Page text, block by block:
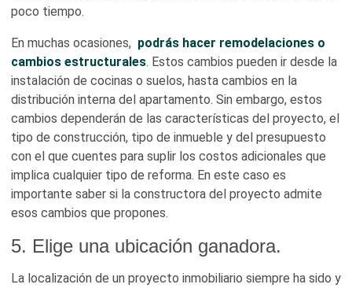
poco tiempo.
En muchas ocasiones, podrás hacer remodelaciones o
cambios estructurales. Estos cambios pueden ir desde la
instalación de cocinas o suelos, hasta cambios en la
distribución interna del apartamento. Sin embargo, estos
cambios dependerán de las características del proyecto, el
tipo de construcción, tipo de inmueble y del presupuesto
con el que cuentes para suplir los costos adicionales que
implica cualquier tipo de reforma. En este caso es
importante saber si la constructora del proyecto admite
esos cambios que propones.
5. Elige una ubicación ganadora.
La localización de un proyecto inmobiliario siempre ha sido y